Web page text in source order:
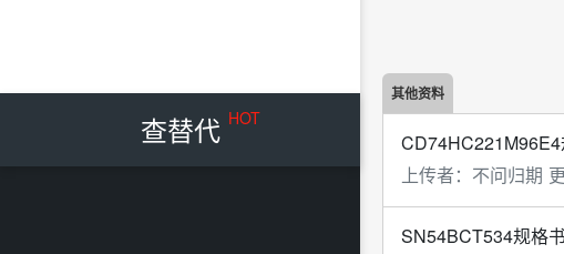
查替代 HOT
其他资料
上传者： 不问归期
SN54BCT534规格